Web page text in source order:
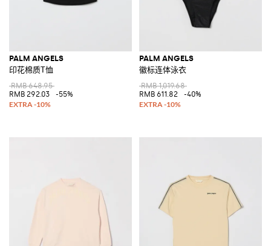
PALM ANGELS
印花棉质T恤
RMB 648.95
RMB 292.03
-55%
PALM ANGELS
徽标连体泳衣
RMB 1,019.68
RMB 611.82
-40%